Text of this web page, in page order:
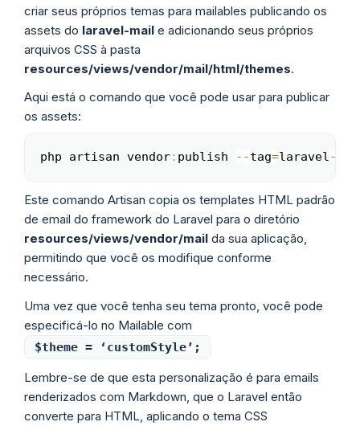
criar seus próprios temas para mailables publicando os
assets do laravel-mail e adicionando seus próprios
arquivos CSS à pasta
resources/views/vendor/mail/html/themes.
Aqui está o comando que você pode usar para publicar
os assets:
php artisan vendor: publish --tag=laravel-
Copy
Este comando Artisan copia os templates HTML padrão
de email do framework do Laravel para o diretório
resources/views/vendor/mail da sua aplicação,
permitindo que você os modifique conforme
necessário.
Uma vez que você tenha seu tema pronto, você pode
especificá-lo no Mailable com
$theme = ‘customStyle’;
Lembre-se de que esta personalização é para emails
renderizados com Markdown, que o Laravel então
converte para HTML, aplicando o tema CSS